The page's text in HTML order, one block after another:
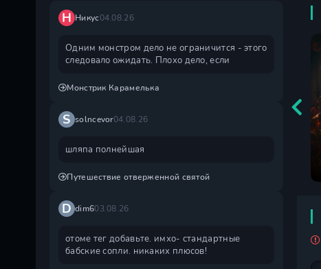
Н Никус04.08.26
Одним монстром дело не ограничится - этого
следовало ожидать. Плохо дело, если
Монстрик Карамелька
S solncevor04.08.26
шляпа полнейшая
Путешествие отверженной святой
D dim603.08.26
отоме тег добавьте. имхо- стандартные
бабские сопли. никаких плюсов!